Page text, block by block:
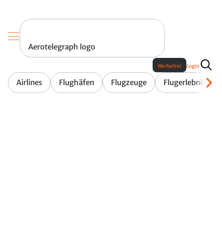
Aerotelegraph logo
Airlines Flughäfen Flugzeuge Flugerlebnis
Werbefrei Login